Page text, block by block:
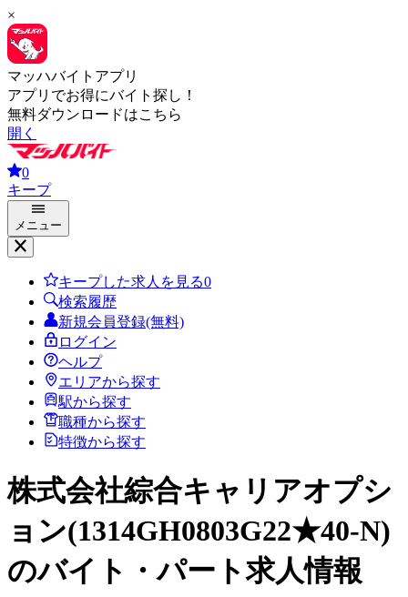
×
マッハバイトアプリ
アプリでお得にバイト探し！
無料ダウンロードはこちら
開く
0
キープ
メニュー
キープした求人を見る0
検索履歴
新規会員登録(無料)
ログイン
ヘルプ
エリアから探す
駅から探す
職種から探す
特徴から探す
株式会社綜合キャリアオプシ
ョン(1314GH0803G22★40-N)
のバイト・パート求人情報